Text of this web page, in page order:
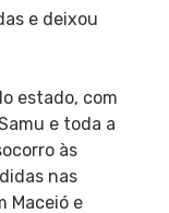
e deixou
estado, com
e toda a
às
nas
Maceió e